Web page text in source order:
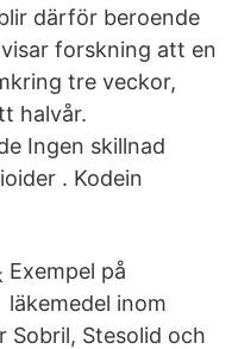
därför beroende
forskning att en
tre veckor,
halvår.
Ingen skillnad
. Kodein
Exempel på
läkemedel inom
Sobril, Stesolid och